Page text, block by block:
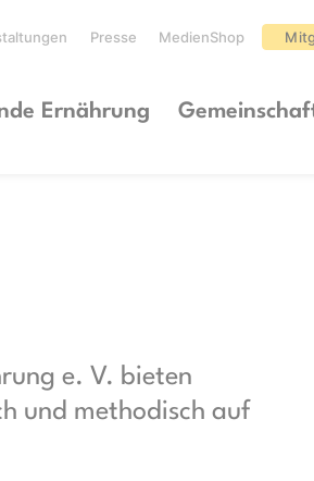
Presse MedienShop
Ernährung
e. V. bieten
und methodisch auf